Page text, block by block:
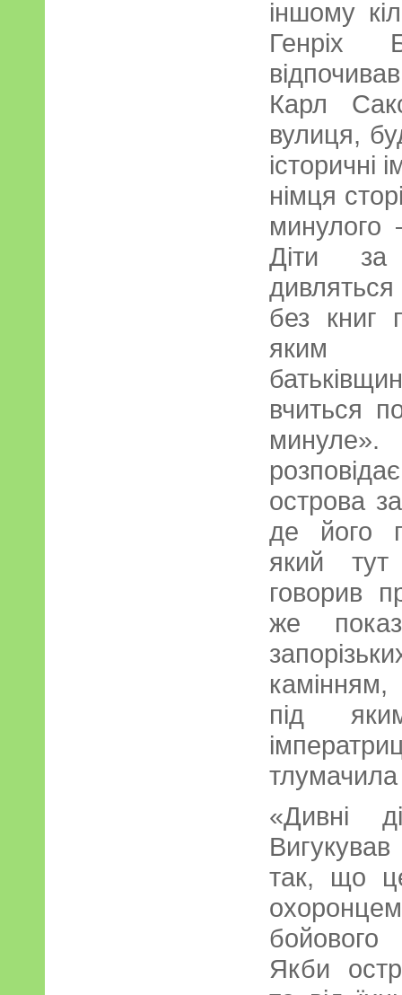
іншому
Генріх
Карл
вулиця,
історичні
німця
минулого
Діти за
дивляться
без книг
яким
вчиться
острова
де його
який
говорив
же
під
«Дивні
так, що
бойового
Якби